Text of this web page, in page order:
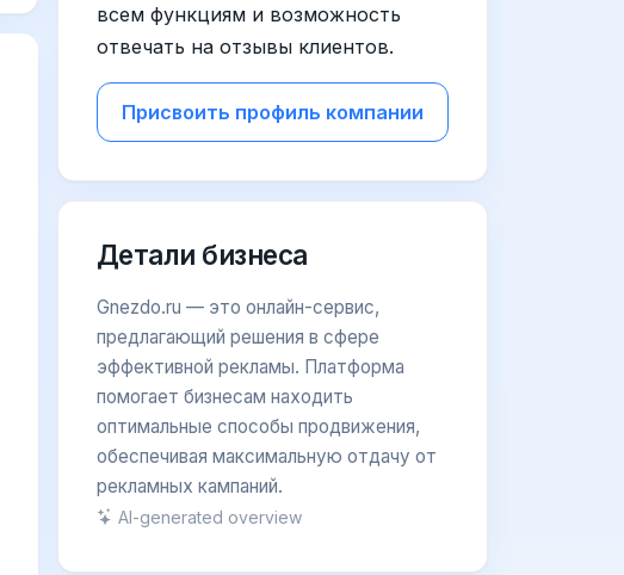
всем функциям и возможность
отвечать на отзывы клиентов.
Присвоить профиль компании
Детали бизнеса
Gnezdo.ru — это онлайн-сервис,
предлагающий решения в сфере
эффективной рекламы. Платформа
помогает бизнесам находить
оптимальные способы продвижения,
обеспечивая максимальную отдачу от
рекламных кампаний.
AI-generated overview